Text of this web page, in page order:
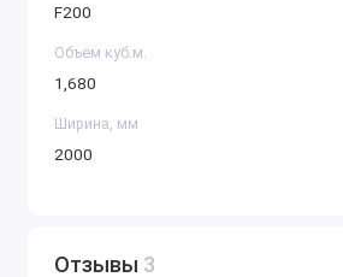
F200
Объем куб.м.
1,680
Ширина, мм
2000
Отзывы 3